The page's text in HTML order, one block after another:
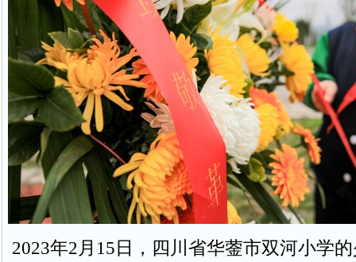
2023年2月15日，四川省华蓥市双河小学